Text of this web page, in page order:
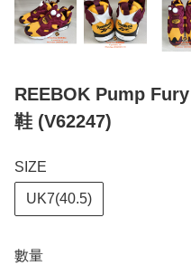
REEBOK Pump
鞋 (V62247)
SIZE
UK7(40.5)
數量